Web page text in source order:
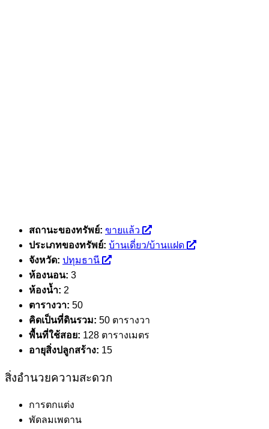
สถานะของทรัพย์: ขายแล้ว
ประเภทของทรัพย์: บ้านเดี่ยว/บ้านแฝด
จังหวัด: ปทุมธานี
ห้องนอน: 3
ห้องน้ำ: 2
ตารางวา: 50
คิดเป็นที่ดินรวม: 50 ตารางวา
พื้นที่ใช้สอย: 128 ตารางเมตร
อายุสิ่งปลูกสร้าง: 15
สิ่งอำนวยความสะดวก
การตกแต่ง
พัดลมเพดาน